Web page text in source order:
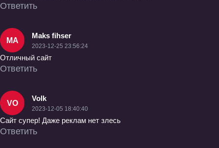
Ответить
MA
Maks fihser
2023-12-25 23:56:24
Отличный сайт
Ответить
VO
Volk
2023-12-05 18:40:40
Сайт супер! Даже реклам нет злесь
Ответить